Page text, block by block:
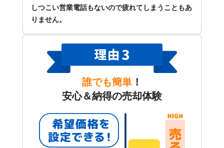
しつこい営業電話もないので疲れてしまうこともあ
りません。
誰でも簡単 ！
安心＆納得の売却体験